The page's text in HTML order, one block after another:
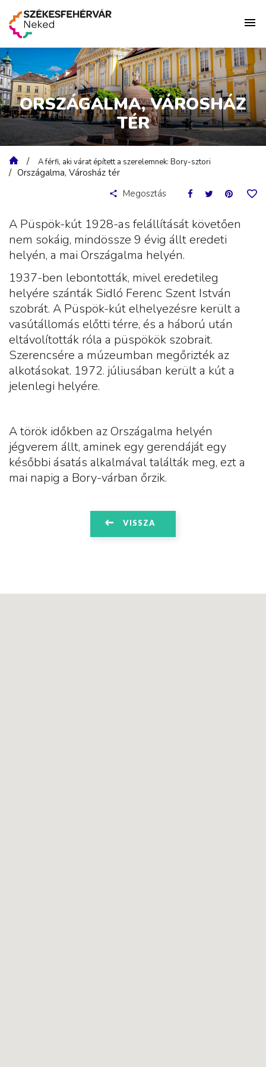
ORSZÁGALMA, VÁROSHÁZ
TÉR
A férfi, aki várat épített a szerelemnek: Bory-sztori
Országalma, Városház tér
Megosztás
A Püspök-kút 1928-as felállítását követően
nem sokáig, mindössze 9 évig állt eredeti
helyén, a mai Országalma helyén.
1937-ben lebontották, mivel eredetileg
helyére szánták Sidló Ferenc Szent István
szobrát. A Püspök-kút elhelyezésre került a
vasútállomás előtti térre, és a háború után
eltávolították róla a püspökök szobrait.
Szerencsére a múzeumban megőrizték az
alkotásokat. 1972. júliusában került a kút a
jelenlegi helyére.
A török időkben az Országalma helyén
jégverem állt, aminek egy gerendáját egy
későbbi ásatás alkalmával találták meg, ezt a
mai napig a Bory-várban őrzik.
VISSZA